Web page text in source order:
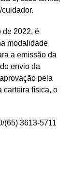
de 2022, é
modalidade
a emissão da
envio da
pela
carteira física, o
(65) 3613-5711